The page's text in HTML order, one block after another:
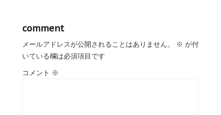
comment
メールアドレスが公開されることはありません。 ※ が付
いている欄は必須項目です
コメント ※